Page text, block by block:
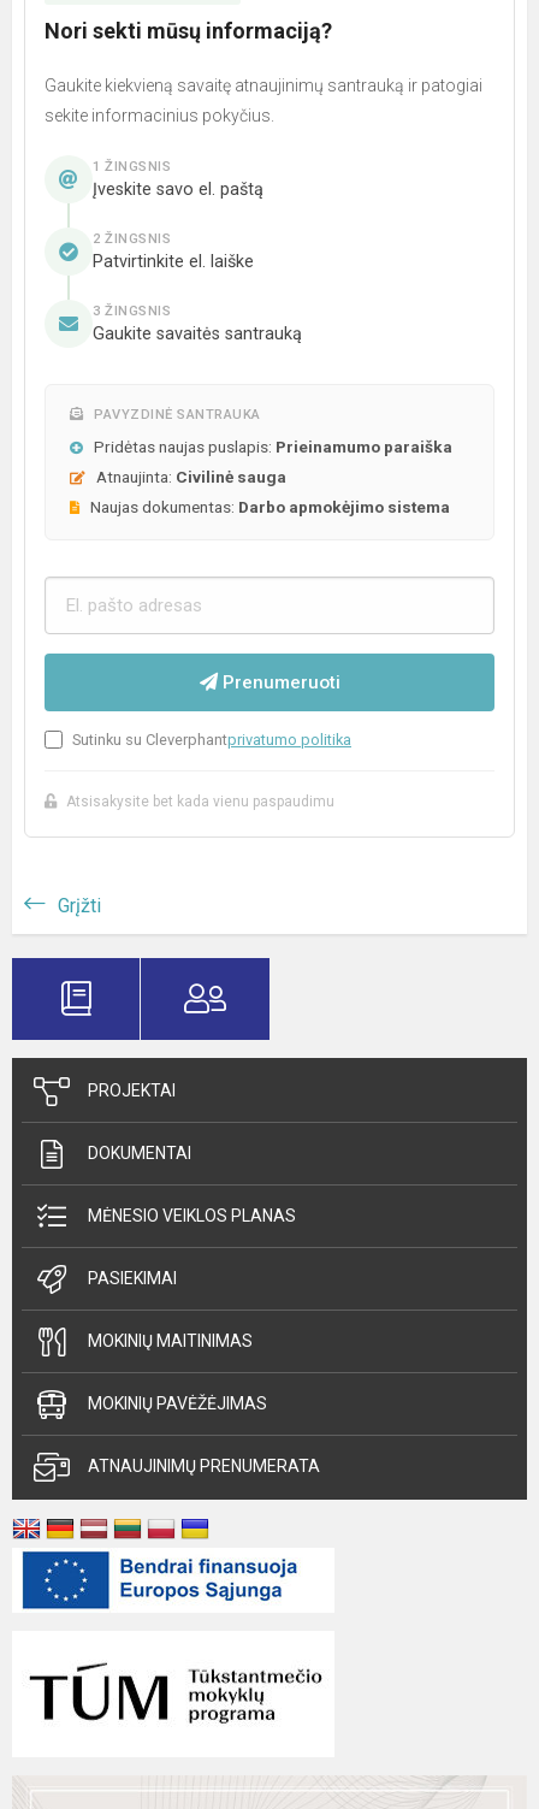
Nori sekti mūsų informaciją?
Gaukite kiekvieną savaitę atnaujinimų santrauką ir patogiai
sekite informacinius pokyčius.
1 ŽINGSNIS
Įveskite savo el. paštą
2 ŽINGSNIS
Patvirtinkite el. laiške
3 ŽINGSNIS
Gaukite savaitės santrauką
PAVYZDINĖ SANTRAUKA
Pridėtas naujas puslapis: Prieinamumo paraiška
Atnaujinta: Civilinė sauga
Naujas dokumentas: Darbo apmokėjimo sistema
Prenumeruoti
Sutinku su Cleverphantprivatumo politika
Atsisakysite bet kada vienu paspaudimu
Grįžti
PROJEKTAI
DOKUMENTAI
MĖNESIO VEIKLOS PLANAS
PASIEKIMAI
MOKINIŲ MAITINIMAS
MOKINIŲ PAVĖŽĖJIMAS
ATNAUJINIMŲ PRENUMERATA